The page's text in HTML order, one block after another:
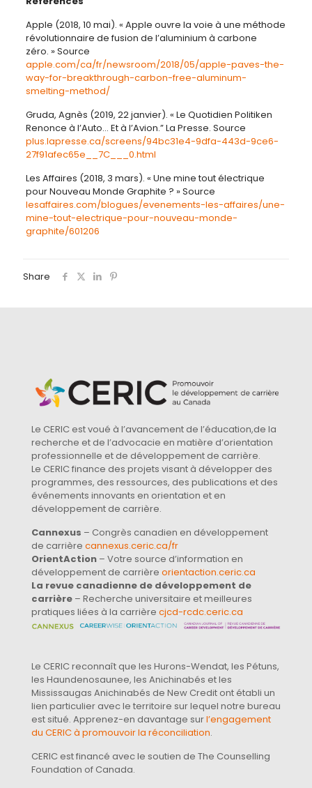
Apple (2018, 10 mai). « Apple ouvre la voie à une méthode
révolutionnaire de fusion de l’aluminium à carbone
zéro. » Source
apple.com/ca/fr/newsroom/2018/05/apple-paves-the-
way-for-breakthrough-carbon-free-aluminum-
smelting-method/
Gruda, Agnès (2019, 22 janvier). « Le Quotidien Politiken
Renonce à l’Auto… Et à l’Avion.” La Presse. Source
plus.lapresse.ca/screens/94bc31e4-9dfa-443d-9ce6-
27f91afec65e__7C___0.html
Les Affaires (2018, 3 mars). « Une mine tout électrique
pour Nouveau Monde Graphite ? » Source
lesaffaires.com/blogues/evenements-les-affaires/une-
mine-tout-electrique-pour-nouveau-monde-
graphite/601206
Share
Le CERIC est voué à l’avancement de l’éducation,de la
recherche et de l’advocacie en matière d’orientation
professionnelle et de développement de carrière.
Le CERIC finance des projets visant à développer des
programmes, des ressources, des publications et des
événements innovants en orientation et en
développement de carrière.
Cannexus – Congrès canadien en développement
de carrière cannexus.ceric.ca/fr
OrientAction – Votre source d’information en
développement de carrière orientaction.ceric.ca
La revue canadienne de développement de
carrière – Recherche universitaire et meilleures
pratiques liées à la carrière cjcd-rcdc.ceric.ca
Le CERIC reconnaît que les Hurons-Wendat, les Pétuns,
les Haundenosaunee, les Anichinabés et les
Mississaugas Anichinabés de New Credit ont établi un
lien particulier avec le territoire sur lequel notre bureau
est situé. Apprenez-en davantage surl’engagement
du CERIC à promouvoir la réconciliation.
CERIC est financé avec le soutien de The Counselling
Foundation of Canada.